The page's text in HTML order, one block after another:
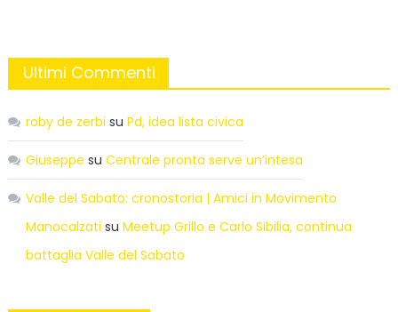
Ultimi Commenti
roby de zerbi su Pd, idea lista civica
Giuseppe su Centrale pronta serve un’intesa
Valle del Sabato: cronostoria | Amici in Movimento
Manocalzati su Meetup Grillo e Carlo Sibilia, continua
battaglia Valle del Sabato